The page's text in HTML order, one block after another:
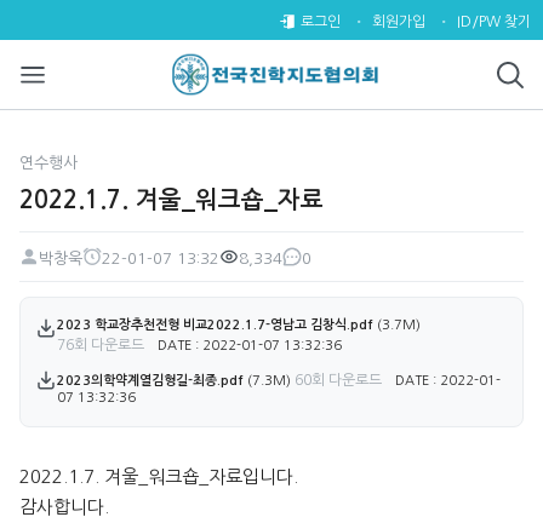
2022.1.7. 겨울_워크숍_자료 >
로그인 회원가입 ID/PW 찾기
연수행사
2022.1.7. 겨울_워크숍_자료
페이지 정보
작성자
박창욱
22-01-07 13:32
8,334
댓글
0
첨부파일
2023 학교장추천전형 비교2022.1.7-영남고 김창식.pdf (3.7M)
76회 다운로드 DATE : 2022-01-07 13:32:36
2023의학약계열김형길-최종.pdf (7.3M) 60회 다운로드
DATE : 2022-01-
07 13:32:36
본문
2022.1.7. 겨울_워크숍_자료입니다.
감사합니다.